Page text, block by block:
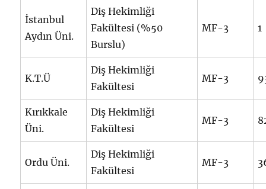
İstanbul
Aydın Üni.
Diş Hekimliği
Fakültesi (%50
Burslu)
MF-3 1
K.T.Ü
Diş Hekimliği
Fakültesi
MF-3
Kırıkkale
Üni.
Diş Hekimliği
Fakültesi
MF-3
Ordu Üni.
Diş Hekimliği
Fakültesi
MF-3